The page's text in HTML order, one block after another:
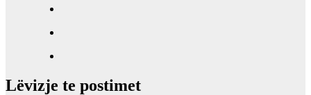
Lëvizje te postimet